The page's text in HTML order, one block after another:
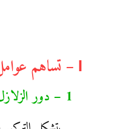
І – تساهم عوامل باطنية وخارجية في تغيير سطح الأرض:
1 – دور الزلازل والبراكين: